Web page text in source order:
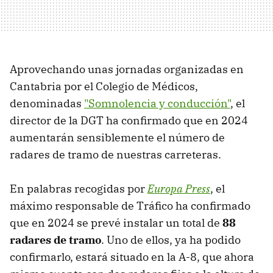
Aprovechando unas jornadas organizadas en
Cantabria por el Colegio de Médicos,
denominadas "Somnolencia y conducción", el
director de la DGT ha confirmado que en 2024
aumentarán sensiblemente el número de
radares de tramo de nuestras carreteras.
En palabras recogidas porEuropa Press, el
máximo responsable de Tráfico ha confirmado
que en 2024 se prevé instalar un total de 88
radares de tramo. Uno de ellos, ya ha podido
confirmarlo, estará situado en la A-8, que ahora